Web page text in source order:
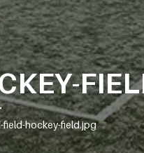
field-hockey-field.jpg